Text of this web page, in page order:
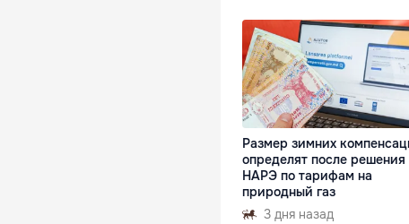
Размер зимних
определят после решения
НАРЭ по тарифам на
природный газ
3 дня назад